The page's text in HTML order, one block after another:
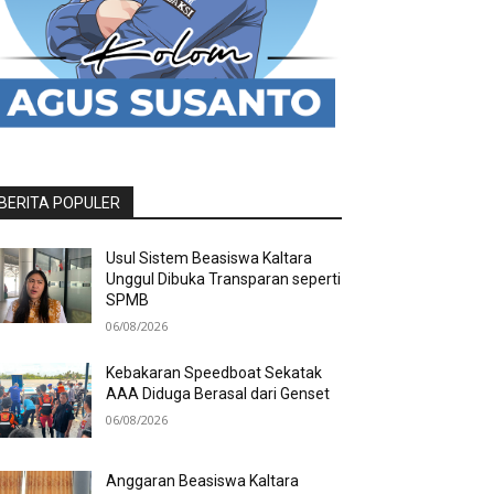
POPULER
Usul Sistem Beasiswa Kaltara
Unggul Dibuka Transparan seperti
SPMB
06/08/2026
Kebakaran Speedboat Sekatak
AAA Diduga Berasal dari Genset
06/08/2026
Anggaran Beasiswa Kaltara